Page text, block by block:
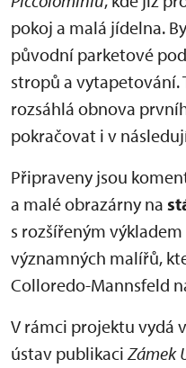
pokoj a malá jídelna.
původní parketové
stropů a vytapetování.
rozsáhlá obnova
pokračovat i v
Připraveny jsou
a malé obrazárny na
s rozšířeným
významných malířů,
Colloredo-Mannsfeld
V rámci projektu vydá
ústav publikaciZámek